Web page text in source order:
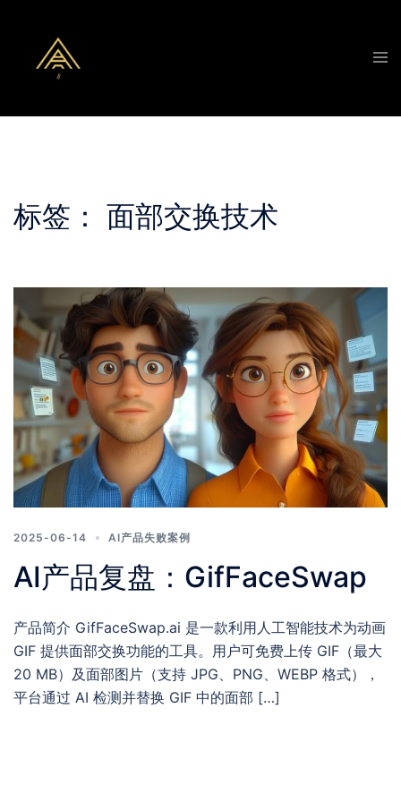
content
标签： 面部交换技术
2025-06-14 AI产品失败案例
AI产品复盘：GifFaceSwap
产品简介 GifFaceSwap.ai 是一款利用人工智能技术为动画
GIF 提供面部交换功能的工具。用户可免费上传 GIF（最大
20 MB）及面部图片（支持 JPG、PNG、WEBP 格式），
平台通过 AI 检测并替换 GIF 中的面部 […]